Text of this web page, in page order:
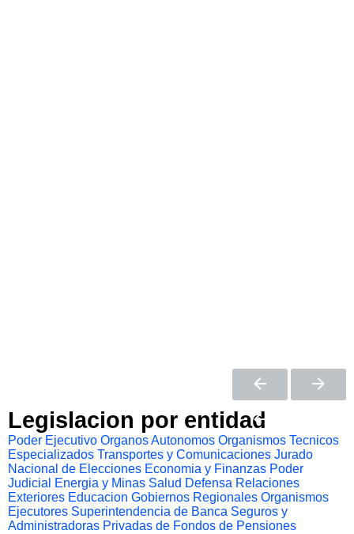
Legislacion por entidad
Poder Ejecutivo Organos Autonomos Organismos Tecnicos
Especializados Transportes y Comunicaciones Jurado
Nacional de Elecciones Economia y Finanzas Poder
Judicial
Energia y Minas Salud Defensa Relaciones
Exteriores Educacion Gobiernos Regionales Organismos
Ejecutores Superintendencia de Banca Seguros y
Administradoras Privadas de Fondos de Pensiones